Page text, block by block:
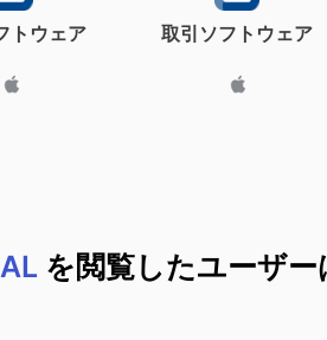
トウェア 取引ソフトウェア
を閲覧したユーザ